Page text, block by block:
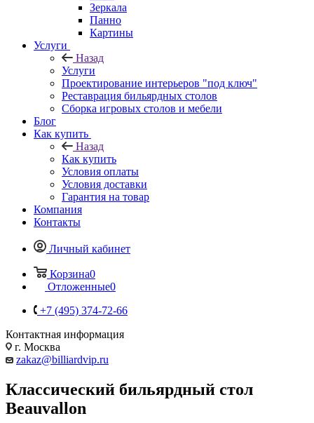
Зеркала
Панно
Картины
Услуги
Назад
Услуги
Проектирование интерьеров "под ключ"
Реставрация бильярдных столов
Сборка игровых столов и мебели
Блог
Как купить
Назад
Как купить
Условия оплаты
Условия доставки
Гарантия на товар
Компания
Контакты
Личный кабинет
Корзина0
Отложенные0
+7 (495) 374-72-66
Контактная информация
г. Москва
zakaz@billiardvip.ru
Классический бильярдный стол
Beauvallon